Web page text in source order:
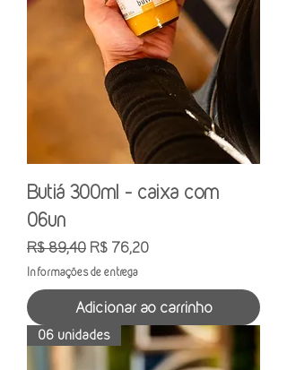
Butiá 300ml - caixa com
06un
Preço normal
R$ 89,40 Preço promocional
R$ 76,20
Informações de entrega
Adicionar ao carrinho
06 unidades